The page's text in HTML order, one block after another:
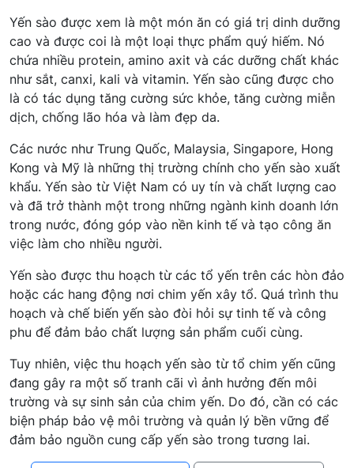
Yến sào được xem là một món ăn có giá trị dinh dưỡng
cao và được coi là một loại thực phẩm quý hiếm. Nó
chứa nhiều protein, amino axit và các dưỡng chất khác
như sắt, canxi, kali và vitamin. Yến sào cũng được cho
là có tác dụng tăng cường sức khỏe, tăng cường miễn
dịch, chống lão hóa và làm đẹp da.
Các nước như Trung Quốc, Malaysia, Singapore, Hong
Kong và Mỹ là những thị trường chính cho yến sào xuất
khẩu. Yến sào từ Việt Nam có uy tín và chất lượng cao
và đã trở thành một trong những ngành kinh doanh lớn
trong nước, đóng góp vào nền kinh tế và tạo công ăn
việc làm cho nhiều người.
Yến sào được thu hoạch từ các tổ yến trên các hòn đảo
hoặc các hang động nơi chim yến xây tổ. Quá trình thu
hoạch và chế biến yến sào đòi hỏi sự tinh tế và công
phu để đảm bảo chất lượng sản phẩm cuối cùng.
Tuy nhiên, việc thu hoạch yến sào từ tổ chim yến cũng
đang gây ra một số tranh cãi vì ảnh hưởng đến môi
trường và sự sinh sản của chim yến. Do đó, cần có các
biện pháp bảo vệ môi trường và quản lý bền vững để
đảm bảo nguồn cung cấp yến sào trong tương lai.